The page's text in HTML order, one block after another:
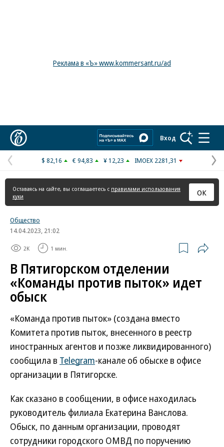
Реклама в «Ъ» www.kommersant.ru/ad
Вход
Предыдущая
страница
$ 82,16 € 94,83 ¥ 12,23 IMOEX 2281,31
Оставаясь на сайте, вы соглашаетесь с правилами использования
куки
ОК
Общество
14.04.2023, 21:02
2K 1 мин.
В Пятигорском отделении
«Команды против пыток» идет
обыск
«Команда против пыток» (создана вместо
Комитета против пыток, внесенного в реестр
иностранных агентов и позже ликвидированного)
сообщила в Telegram-канале об обыске в офисе
организации в Пятигорске.
Как сказано в сообщении, в офисе находилась
руководитель филиала Екатерина Ванслова.
Обыск, по данным организации, проводят
сотрудники городского ОМВД по поручению